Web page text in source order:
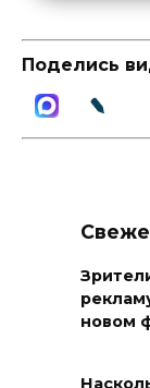
Поделись
новом